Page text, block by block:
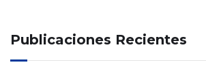
Publicaciones Recientes